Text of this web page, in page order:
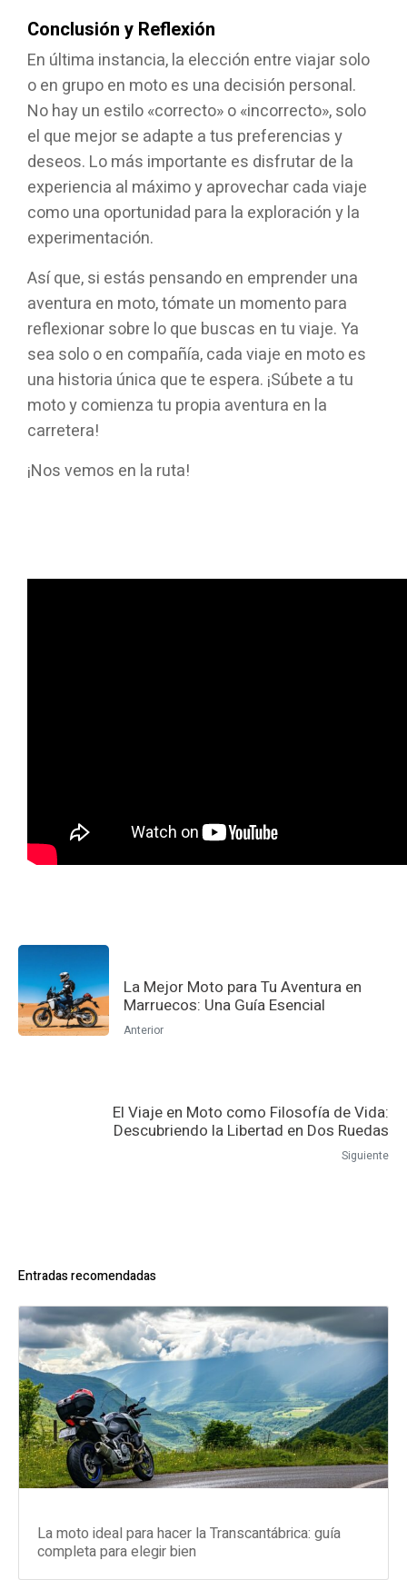
Conclusión y Reflexión
En última instancia, la elección entre viajar solo
o en grupo en moto es una decisión personal.
No hay un estilo «correcto» o «incorrecto», solo
el que mejor se adapte a tus preferencias y
deseos. Lo más importante es disfrutar de la
experiencia al máximo y aprovechar cada viaje
como una oportunidad para la exploración y la
experimentación.
Así que, si estás pensando en emprender una
aventura en moto, tómate un momento para
reflexionar sobre lo que buscas en tu viaje. Ya
sea solo o en compañía, cada viaje en moto es
una historia única que te espera. ¡Súbete a tu
moto y comienza tu propia aventura en la
carretera!
¡Nos vemos en la ruta!
La Mejor Moto para Tu Aventura en
Marruecos: Una Guía Esencial
Anterior
El Viaje en Moto como Filosofía de Vida:
Descubriendo la Libertad en Dos Ruedas
Siguiente
Entradas recomendadas
La moto ideal para hacer la Transcantábrica: guía
completa para elegir bien